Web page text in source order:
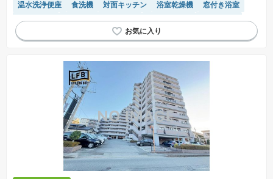
温水洗浄便座
食洗機 対面キッチン 浴室乾燥機
窓付き浴室
ペット相談
駐輪場・バイク置き場 エレベーター
駐車場空き
平置駐車場
モニター付きインターホン